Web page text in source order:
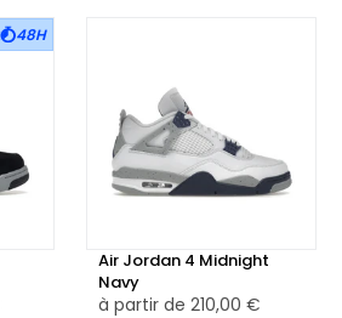
48H
Air Jordan 4 Midnight
Navy
à partir de 210,00 €